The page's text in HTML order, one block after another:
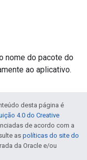
nome do pacote do
ao aplicativo.
desta página é
4.0 do Creative
de acordo com a
aspolíticas do site do
da Oracle e/ou